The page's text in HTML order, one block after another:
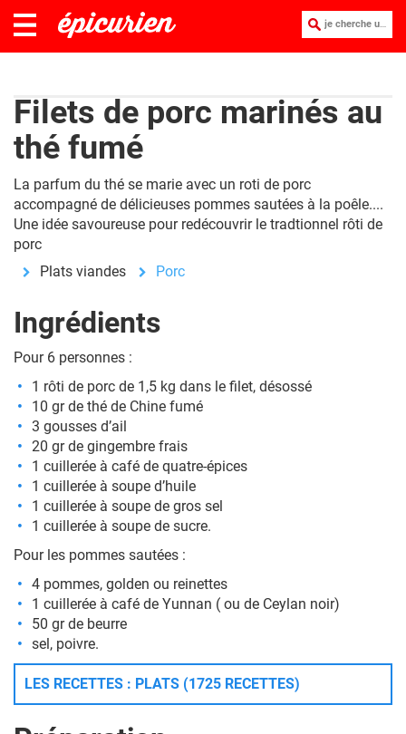
je cherche une recette :
Filets de porc marinés au
thé fumé
La parfum du thé se marie avec un roti de porc
accompagné de délicieuses pommes sautées à la poêle....
Une idée savoureuse pour redécouvrir le tradtionnel rôti de
porc
Plats viandes
Porc
Ingrédients
Pour 6 personnes :
1 rôti de porc de 1,5 kg dans le filet, désossé
10 gr de thé de Chine fumé
3 gousses d’ail
20 gr de gingembre frais
1 cuillerée à café de quatre-épices
1 cuillerée à soupe d’huile
1 cuillerée à soupe de gros sel
1 cuillerée à soupe de sucre.
Pour les pommes sautées :
4 pommes, golden ou reinettes
1 cuillerée à café de Yunnan ( ou de Ceylan noir)
50 gr de beurre
sel, poivre.
LES RECETTES : PLATS (1725 RECETTES)